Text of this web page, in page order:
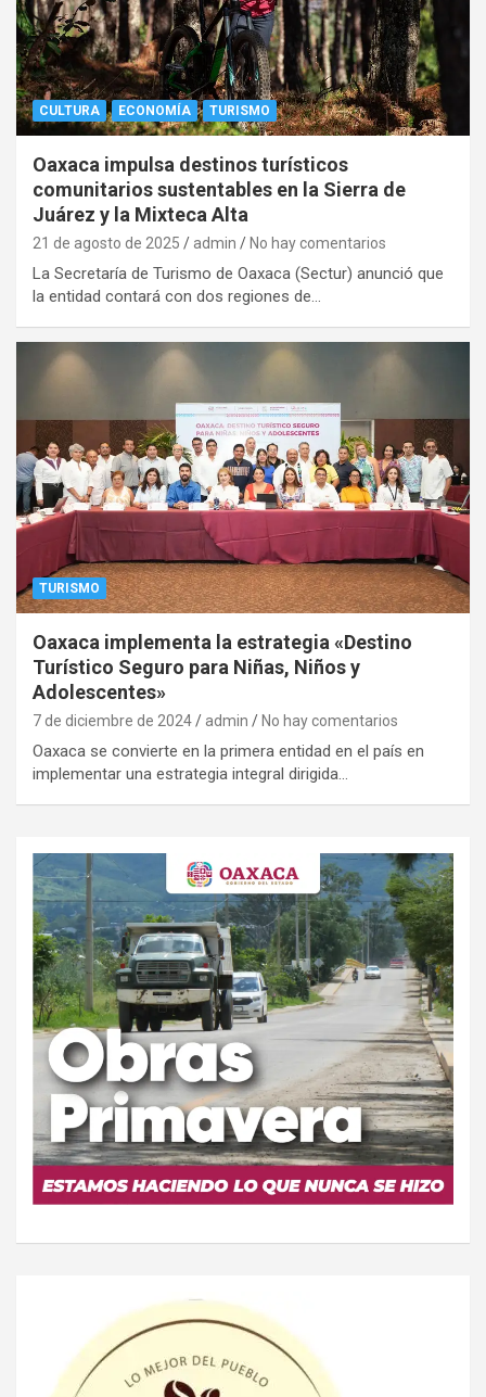
CULTURA ECONOMÍA TURISMO
Oaxaca impulsa destinos turísticos
comunitarios sustentables en la Sierra de
Juárez y la Mixteca Alta
21 de agosto de 2025 admin No hay comentarios
La Secretaría de Turismo de Oaxaca (Sectur) anunció que
la entidad contará con dos regiones de…
TURISMO
Oaxaca implementa la estrategia «Destino
Turístico Seguro para Niñas, Niños y
Adolescentes»
7 de diciembre de 2024 admin No hay comentarios
Oaxaca se convierte en la primera entidad en el país en
implementar una estrategia integral dirigida…